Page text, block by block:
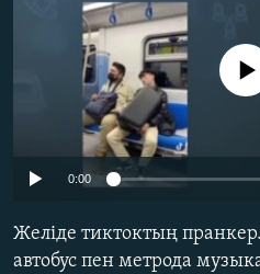
АРНАЙЫ ЖОБАЛАР
Русский
ЖАЗЫЛЫҢЫЗ
Басқа тілдерде
No media source
0:00
Желіде тиктоктың
автобус пен метрода